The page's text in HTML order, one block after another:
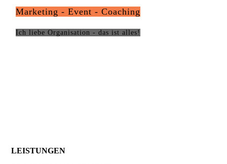
Marketing - Event - Coaching
Ich liebe Organisation - das ist alles!
LEISTUNGEN